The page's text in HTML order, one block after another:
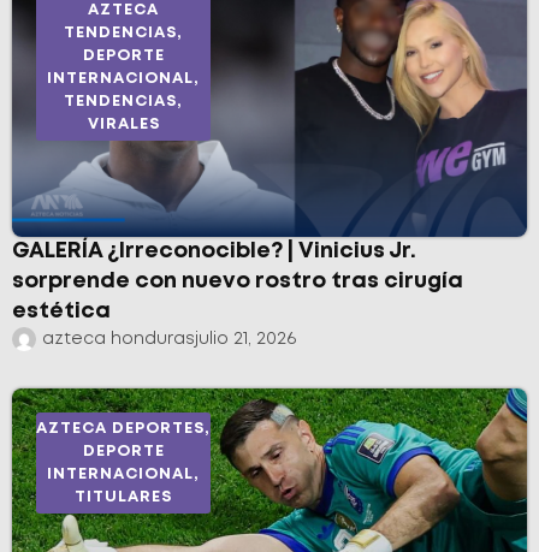
AZTECA
TENDENCIAS,
DEPORTE
INTERNACIONAL,
TENDENCIAS,
VIRALES
GALERÍA ¿Irreconocible? | Vinicius Jr.
sorprende con nuevo rostro tras cirugía
estética
azteca hondurasjulio 21, 2026
AZTECA DEPORTES,
DEPORTE
INTERNACIONAL,
TITULARES